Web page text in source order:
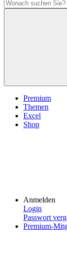
Premium
Themen
Excel
Shop
Anmelden
Login
Passwort
Premium-